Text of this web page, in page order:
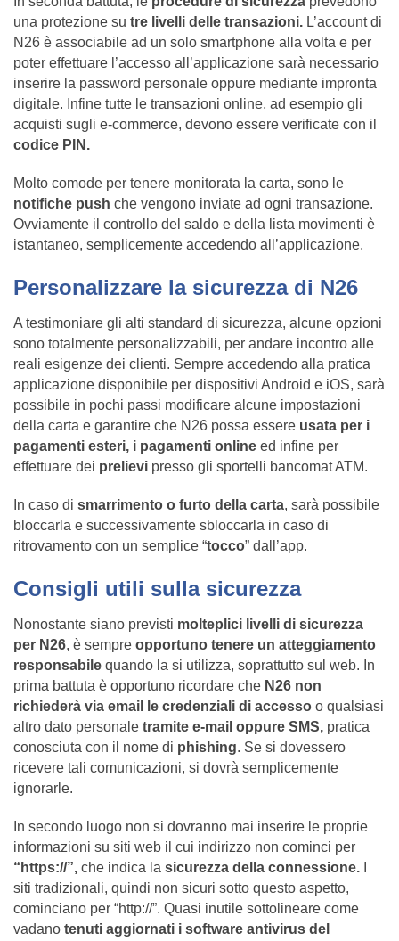
una protezione su tre livelli delle transazioni. L’account di
N26 è associabile ad un solo smartphone alla volta e per
poter effettuare l’accesso all’applicazione sarà necessario
inserire la password personale oppure mediante impronta
digitale. Infine tutte le transazioni online, ad esempio gli
acquisti sugli e-commerce, devono essere verificate con il
codice PIN.
Molto comode per tenere monitorata la carta, sono le
notifiche push che vengono inviate ad ogni transazione.
Ovviamente il controllo del saldo e della lista movimenti è
istantaneo, semplicemente accedendo all’applicazione.
Personalizzare la sicurezza di N26
A testimoniare gli alti standard di sicurezza, alcune opzioni
sono totalmente personalizzabili, per andare incontro alle
reali esigenze dei clienti. Sempre accedendo alla pratica
applicazione disponibile per dispositivi Android e iOS, sarà
possibile in pochi passi modificare alcune impostazioni
della carta e garantire che N26 possa essere usata per i
pagamenti esteri, i pagamenti online ed infine per
effettuare dei prelievi presso gli sportelli bancomat ATM.
In caso di smarrimento o furto della carta, sarà possibile
bloccarla e successivamente sbloccarla in caso di
ritrovamento con un semplice “tocco” dall’app.
Consigli utili sulla sicurezza
Nonostante siano previsti molteplici livelli di sicurezza
per N26, è sempre opportuno tenere un atteggiamento
responsabile quando la si utilizza, soprattutto sul web. In
prima battuta è opportuno ricordare che N26 non
richiederà via email le credenziali di accesso o qualsiasi
altro dato personale tramite e-mail oppure SMS, pratica
conosciuta con il nome di phishing. Se si dovessero
ricevere tali comunicazioni, si dovrà semplicemente
ignorarle.
In secondo luogo non si dovranno mai inserire le proprie
informazioni su siti web il cui indirizzo non cominci per
“https://”, che indica la sicurezza della connessione.
siti tradizionali, quindi non sicuri sotto questo aspetto,
cominciano per “http://”. Quasi inutile sottolineare come
vadano tenuti aggiornati i software antivirus del